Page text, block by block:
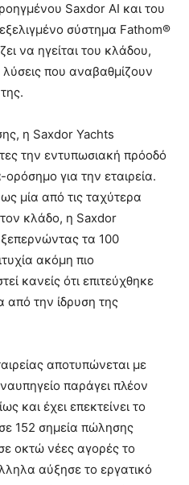
Saxdor AI και του
σύστημα Fathom®
να ηγείται του κλάδου,
που αναβαθμίζουν
η Saxdor Yachts
την εντυπωσιακή πρόοδό
για την εταιρεία.
μία από τις ταχύτερα
κλάδο, η Saxdor
τα 100
ακόμη πιο
κανείς ότι επιτεύχθηκε
από την ίδρυση της
αποτυπώνεται με
παράγει πλέον
και έχει επεκτείνει το
152 σημεία πώλησης
οκτώ νέες αγορές το
αύξησε το εργατικό